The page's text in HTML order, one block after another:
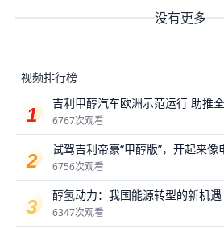
没有更多
视频排行榜
吉利甲醇汽车欧洲示范运行 助推
6767次观看
试驾吉利帝豪“甲醇版”，开起来像
大惊喜？
6756次观看
醇氢动力：我国能源转型的新机遇
6347次观看